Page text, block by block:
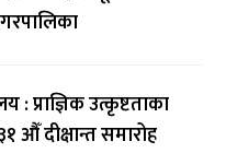
: प्राज्ञिक उत्कृष्टताका
औँ दीक्षान्त समारोह